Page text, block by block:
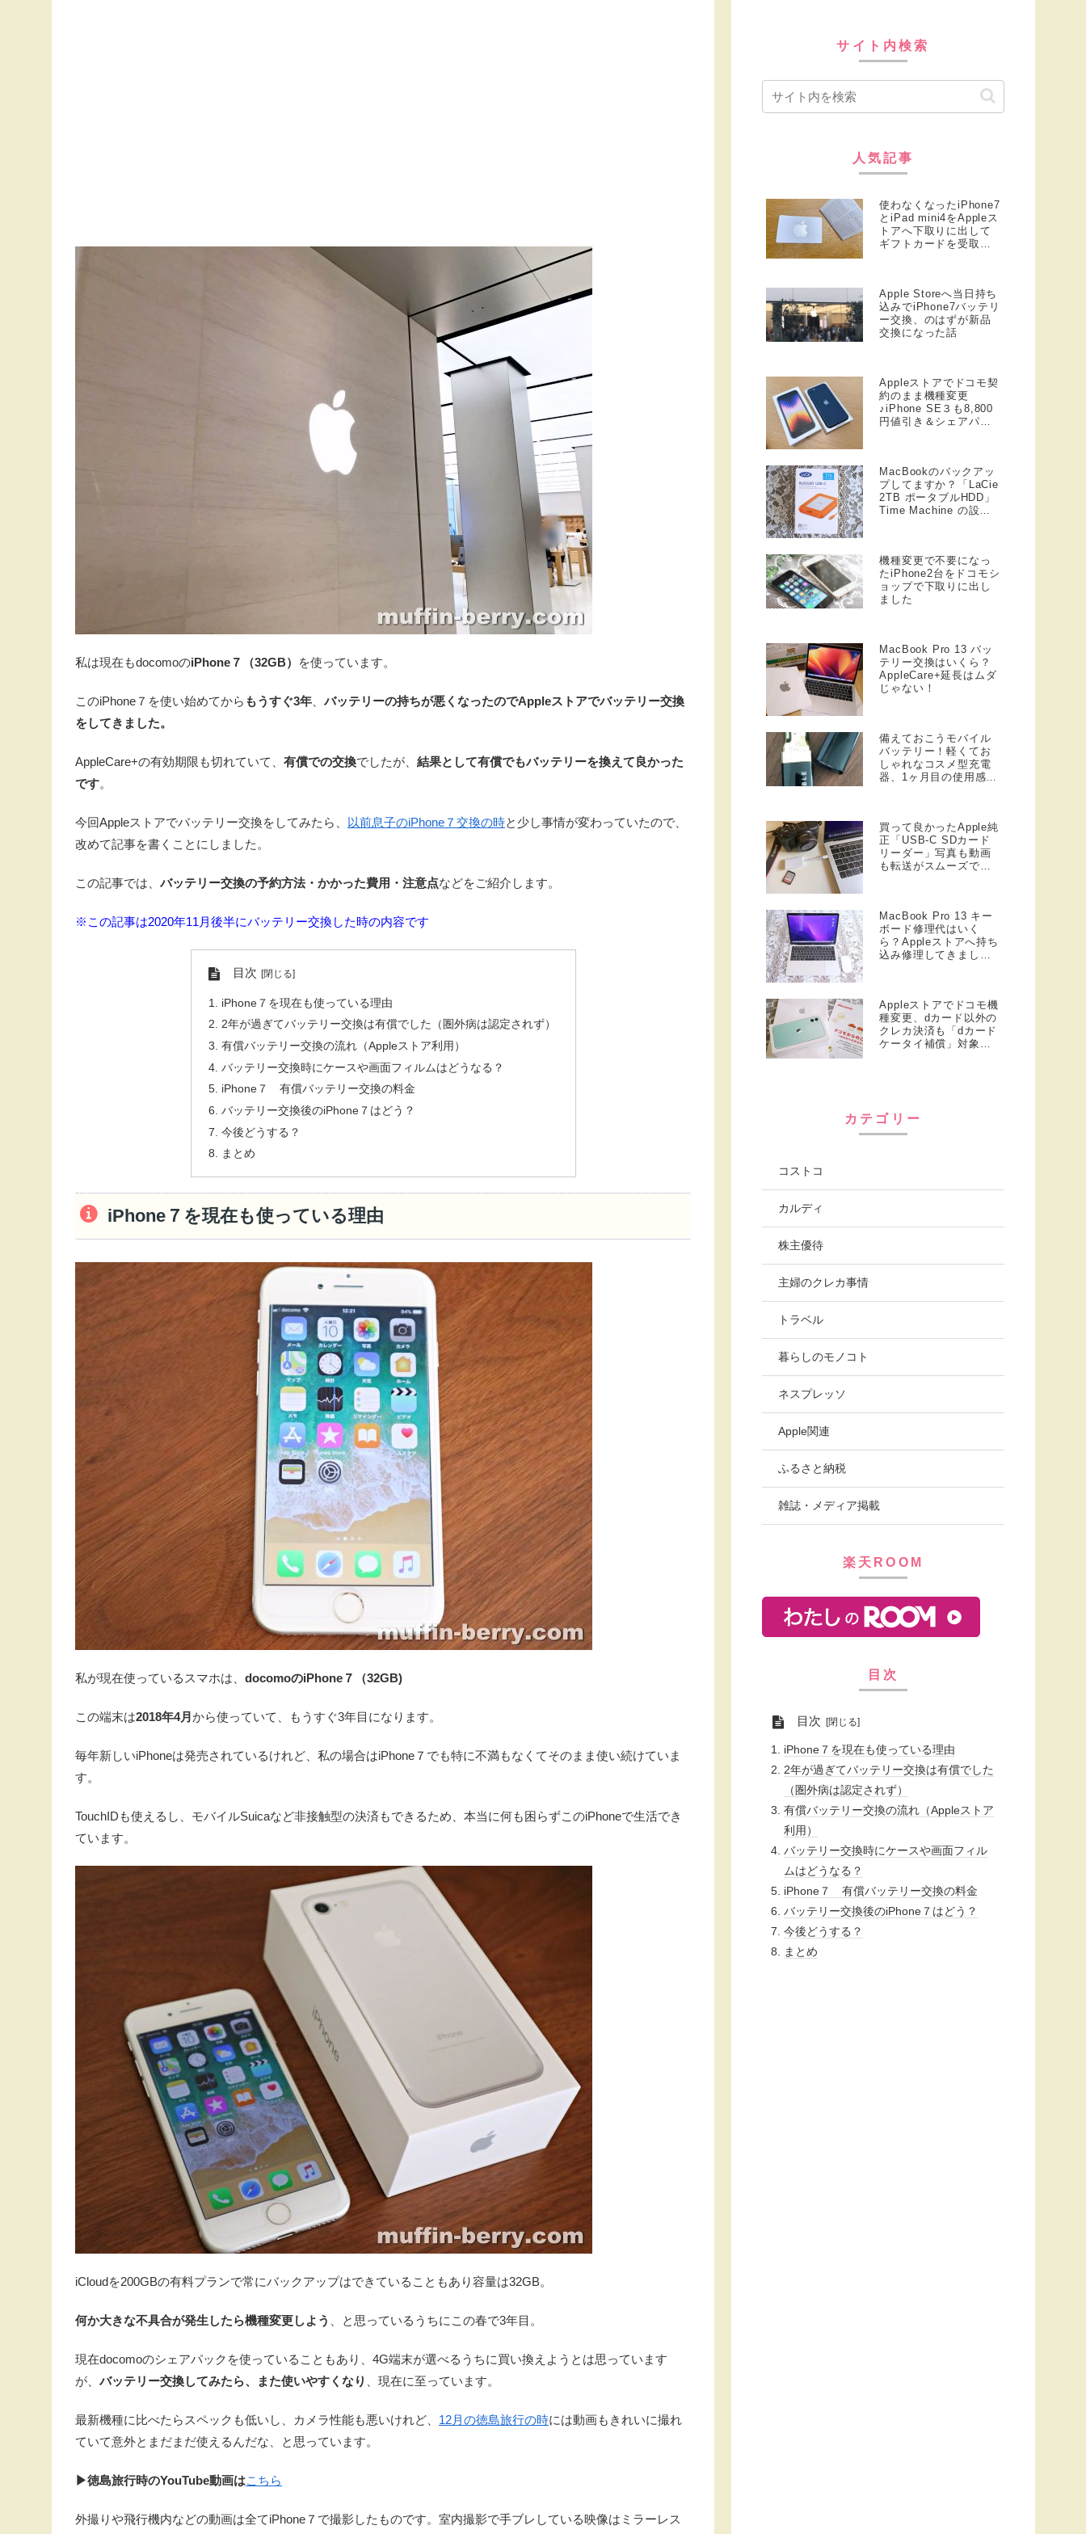
私は現在もdocomoのiPhone７（32GB） を使っています。
このiPhone７を使い始めてから もうすぐ3年
バッテリーの持ちが悪くなったのでAppleストアでバッテリー交換
をしてきました。
AppleCare+の有効期限も切れていて、 有償での交換でしたが、 結果として有償でもバッテリーを換えて良かった
です。
今回Appleストアでバッテリー交換をしてみたら、 以前息子のiPhone７交換の時と少し事情が変わっていたので、
改めて記事を書くことにしました。
この記事では、 バッテリー交換の予約方法・かかった費用・注意点などをご紹介します。
※この記事は2020年11月後半にバッテリー交換した時の内容です
目次
iPhone７を現在も使っている理由
2年が過ぎてバッテリー交換は有償でした（圏外病は認定されず）
有償バッテリー交換の流れ（Appleストア利用）
バッテリー交換時にケースや画面フィルムはどうなる？
iPhone７ 有償バッテリー交換の料金
バッテリー交換後のiPhone７はどう？
今後どうする？
まとめ
iPhone７を現在も使っている理由
私が現在使っているスマホは、 docomoのiPhone７（32GB)
この端末は2018年4月 から使っていて、もうすぐ3年目になります。
毎年新しいiPhoneは発売されているけれど、私の場合はiPhone７でも特に不満もなくてそのまま使い続けていま
す。
TouchIDも使えるし、モバイルSuicaなど非接触型の決済もできるため、本当に何も困らずこのiPhoneで生活でき
ています。
iCloudを200GBの有料プランで常にバックアップはできていることもあり容量は32GB。
何か大きな不具合が発生したら機種変更しよう 、と思っているうちにこの春で3年目。
現在docomoのシェアパックを使っていることもあり、4G端末が選べるうちに買い換えようとは思っています
が、 バッテリー交換してみたら、また使いやすくなり 、現在に至っています。
最新機種に比べたらスペックも低いし、カメラ性能も悪いけれど、 12月の徳島旅行の時には動画もきれいに撮れ
ていて意外とまだまだ使えるんだな、と思っています。
▶徳島旅行時のYouTube動画はこちら
外撮りや飛行機内などの動画は全てiPhone７で撮影したものです。室内撮影で手ブレしている映像はミラーレス
サイト内検索
人気記事
使わなくなったiPhone7
とiPad mini4をAppleス
トアへ下取りに出して
ギフトカードを受取っ
Apple Storeへ当日持ち
込みでiPhone7バッテリ
ー交換、のはずが新品
交換になった話
Appleストアでドコモ契
約のまま機種変更
♪iPhone SE３も8,800
円値引き＆シェアパッ
MacBookのバックアッ
プしてますか？「LaCie
2TB ポータブルHDD」
Time Machine の設定
機種変更で不要になっ
たiPhone2台をドコモシ
ョップで下取りに出し
ました
MacBook Pro 13 バッ
テリー交換はいくら？
AppleCare+延長はムダ
じゃない！
備えておこうモバイル
バッテリー！軽くてお
しゃれなコスメ型充電
器、1ヶ月目の使用感想
買って良かったApple純
正「USB-C SDカード
リーダー」写真も動画
も転送がスムーズで速
MacBook Pro 13 キー
ボード修理代はいく
ら？Appleストアへ持ち
込み修理してきまし
Appleストアでドコモ機
種変更、dカード以外の
クレカ決済も「dカード
ケータイ補償」対象に
カテゴリー
コストコ
カルディ
株主優待
主婦のクレカ事情
トラベル
暮らしのモノコト
ネスプレッソ
Apple関連
ふるさと納税
雑誌・メディア掲載
楽天ROOM
目次
目次
iPhone７を現在も使っている理由
2年が過ぎてバッテリー交換は有償でした
（圏外病は認定されず）
有償バッテリー交換の流れ（Appleストア
利用）
バッテリー交換時にケースや画面フィル
ムはどうなる？
iPhone７ 有償バッテリー交換の料金
バッテリー交換後のiPhone７はどう？
今後どうする？
まとめ